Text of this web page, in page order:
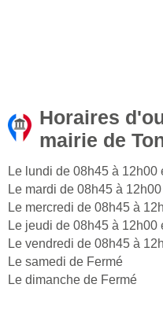
Horaires
mairie de
Le lundi de 08h45 à 12h00
Le mardi de 08h45 à
Le mercredi de 08h45 à
Le jeudi de 08h45 à 12h00
Le vendredi de 08h45 à
Le samedi de Fermé
Le dimanche de Fermé